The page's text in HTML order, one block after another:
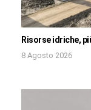
Risorse idriche,
8 Agosto 2026